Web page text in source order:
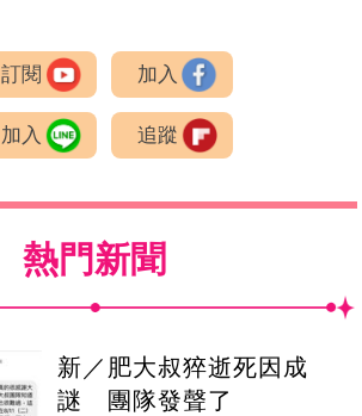
訂閱 加入
加入 追蹤
熱門新聞
新／肥大叔猝逝死因成
謎 團隊發聲了